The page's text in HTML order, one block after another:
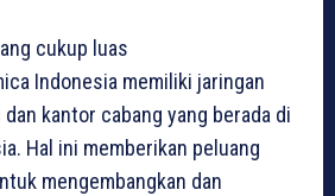
cukup luas
Indonesia memiliki jaringan
kantor cabang yang berada di
Hal ini memberikan peluang
mengembangkan dan